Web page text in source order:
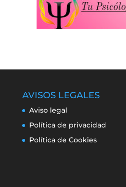
AVISOS LEGALES
Aviso legal
Política de privacidad
Política de Cookies